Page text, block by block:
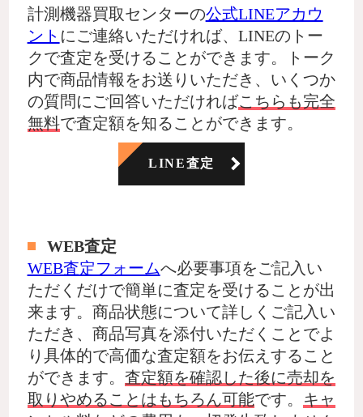
計測機器買取センターの公式LINEアカウ
ント にご連絡いただければ、LINEのトー
クで査定を受けることができます。トーク
内で商品情報をお送りいただき、いくつか
の質問にご回答いただければこちらも完全
無料で査定額を知ることができます。
LINE査定
WEB査定
WEB査定フォームへ必要事項をご記入い
ただくだけで簡単に査定を受けることが出
来ます。商品状態について詳しくご記入い
ただき、商品写真を添付いただくことでよ
り具体的で高価な査定額をお伝えすること
ができます。 査定額を確認した後に売却を
取りやめることはもちろん可能です。
キャ